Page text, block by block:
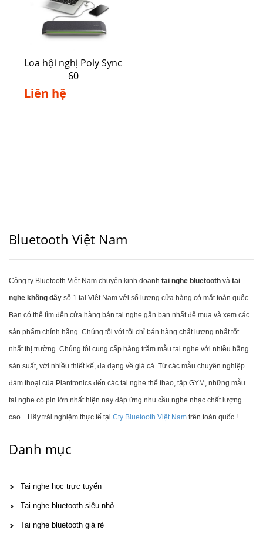
Loa hội nghị Poly Sync
60
Liên hệ
Bluetooth Việt Nam
Công ty Bluetooth Việt Nam chuyên kinh doanh tai nghe bluetooth và tai
nghe không dây số 1 tại Việt Nam với số lượng cửa hàng có mặt toàn quốc.
Bạn có thể tìm đến cửa hàng bán tai nghe gần bạn nhất để mua và xem các
sản phẩm chính hãng. Chúng tôi với tôi chỉ bán hàng chất lượng nhất tốt
nhất thị trường. Chúng tôi cung cấp hàng trăm mẫu tai nghe với nhiều hãng
sản suất, với nhiều thiết kế, đa dạng về giá cả. Từ các mẫu chuyên nghiệp
đàm thoại của Plantronics đến các tai nghe thể thao, tập GYM, những mẫu
tai nghe có pin lớn nhất hiện nay đáp ứng nhu cầu nghe nhạc chất lượng
cao... Hãy trải nghiệm thực tế tại Cty Bluetooth Việt Nam trên toàn quốc !
Danh mục
Tai nghe học trực tuyến
Tai nghe bluetooth siêu nhỏ
Tai nghe bluetooth giá rẻ